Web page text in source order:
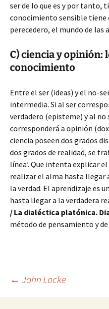
ser de lo que es y por tanto,
conocimiento sensible
perecedero, el mundo de las
C) ciencia y opinión:
conocimiento
Entre el ser (ideas) y el no-
intermedia. Si al ser
verdadero (episteme) y al
corresponderá a opinión
ciencia poseen dos grados
dos grados de realidad, se
línea’. Que intenta explicar
realizar el alma hasta llegar
la verdad. El aprendizaje es
hasta llegar a la verdadera
/ La dialéctica platónica.
método de pensamiento y
← John Locke